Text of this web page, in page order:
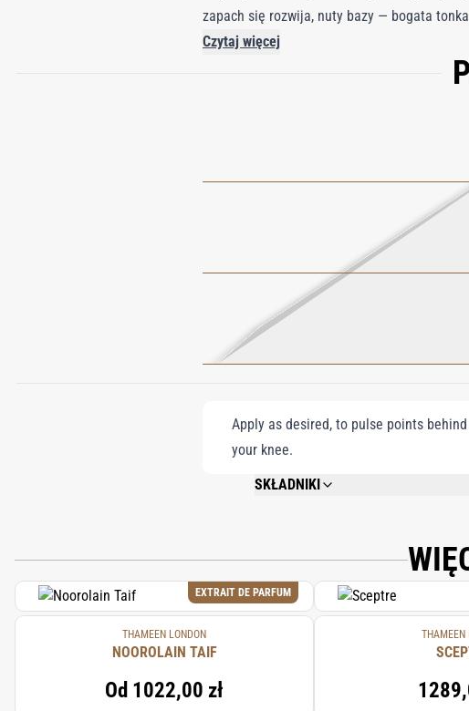
zapach się rozwija, nuty bazy — bogata
towarzyszy przez cały dzień. Green Pearl
Czytaj więcej
Apply as desired, to pulse points
your knee.
SKŁADNIKI
EXTRAIT DE PARFUM
THAMEEN LONDON
NOOROLAIN TAIF
Od 1022,00 zł
THAMEEN